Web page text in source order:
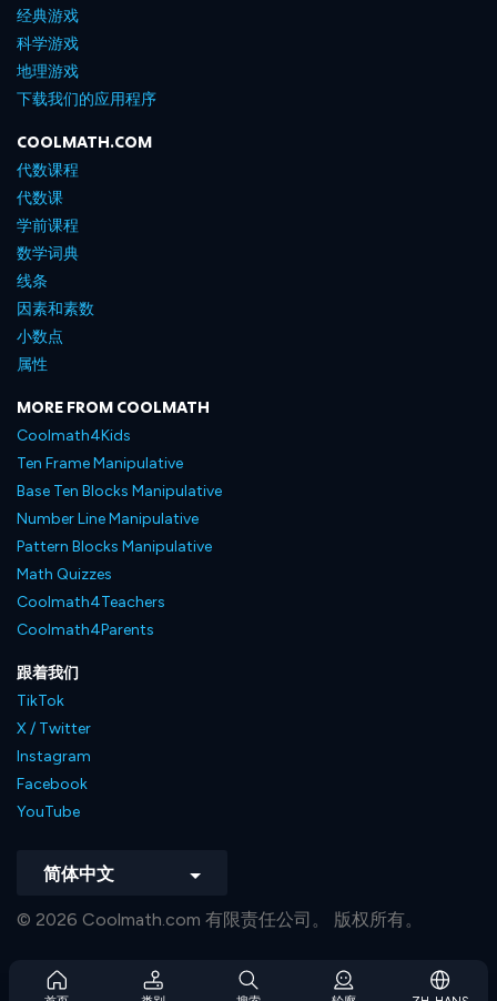
经典游戏
科学游戏
地理游戏
下载我们的应用程序
COOLMATH.COM
代数课程
代数课
学前课程
数学词典
线条
因素和素数
小数点
属性
MORE FROM COOLMATH
Coolmath4Kids
Ten Frame Manipulative
Base Ten Blocks Manipulative
Number Line Manipulative
Pattern Blocks Manipulative
Math Quizzes
Coolmath4Teachers
Coolmath4Parents
跟着我们
TikTok
X / Twitter
Instagram
Facebook
YouTube
简体中文
© 2026 Coolmath.com 有限责任公司。 版权所有。